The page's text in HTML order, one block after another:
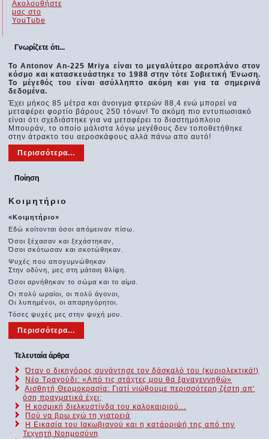
Γνωρίζετε ότι...
Το Antonov An-225 Mriya είναι το μεγαλύτερο αεροπλάνο στον
κόσμο και κατασκευάστηκε το 1988 στην τότε Σοβιετική Ένωση.
Το μέγεθός του είναι ασύλληπτο ακόμη και για τα σημερινά
δεδομένα.
Έχει μήκος 85 μέτρα και άνοιγμα φτερών 88,4 ενώ μπορεί να
μεταφέρει φορτίο βάρους 250 τόνων! Το ακόμη πιο εντυπωσιακό
είναι ότι σχεδιάστηκε για να μεταφέρει το διαστημόπλοιο
Μπουράν, το οποίο μάλιστα λόγω μεγέθους δεν τοποθετήθηκε
στην άτρακτο του αεροσκάφους αλλά πάνω απο αυτό!
Περισσότερα...
Ποίηση
Κοιμητήριο
«Κοιμητήριο»
Εδώ κοίτονται όσοι απόμειναν πίσω.
Όσοι ξέχασαν και ξεχάστηκαν,
Όσοι σκότωσαν και σκοτώθηκαν.
Ψυχές που απογυμνώθηκαν
Στην οδύνη, μες στη μάταιη θλίψη.
Όσοι αρνήθηκαν το σώμα και το αίμα.
Οι πολύ ωραίοι, οι πολύ άγονοι,
Οι λυπημένοι, οι απαρηγόρητοι.
Τόσες ψυχές μες στην ψυχή μου.
Περισσότερα...
Τελευταία άρθρα
Όταν ο δικηγόρος συνάντησε τον δάσκαλό του (κυριολεκτικά!)
Νέο Τραγούδι: «Από τις στάχτες μου θα ξαναγεννηθώ»
Αισθητή Θερμοκρασία: Γιατί νιώθουμε περισσότερη ζέστη απ'
όση πραγματικά έχει;
Η κοσμική διελκυστίνδα του καλοκαιριού...
Πού να βρω εγώ τη γιατρειά
Η Εικασία του Ιακωβιανού και η κατάρριψή της από την
Τεχνητή Νοημοσύνη